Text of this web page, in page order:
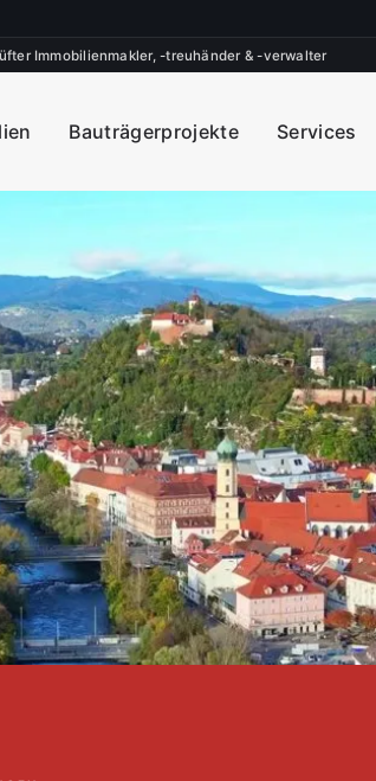
Immobilienmakler, -treuhänder & -verwalter
Bauträgerprojekte Services